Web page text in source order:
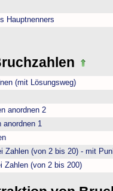
Hauptnenners
(mit Lösungsweg)
anordnen 2
anordnen 1
Zahlen (von 2 bis 20) - mit
Zahlen (von 2 bis 200)